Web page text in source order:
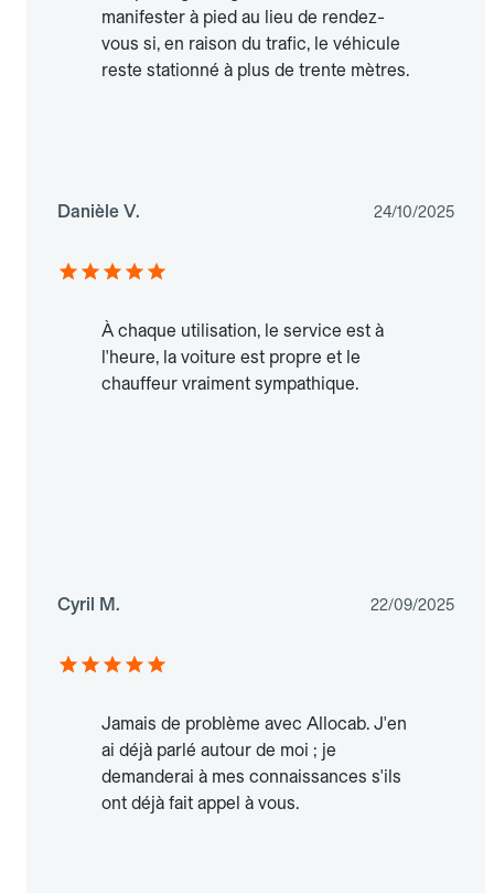
manifester à pied au lieu de rendez-
vous si, en raison du trafic, le véhicule
reste stationné à plus de trente mètres.
Danièle V. 24/10/2025
À chaque utilisation, le service est à
l'heure, la voiture est propre et le
chauffeur vraiment sympathique.
Cyril M. 22/09/2025
Jamais de problème avec Allocab. J'en
ai déjà parlé autour de moi ; je
demanderai à mes connaissances s'ils
ont déjà fait appel à vous.